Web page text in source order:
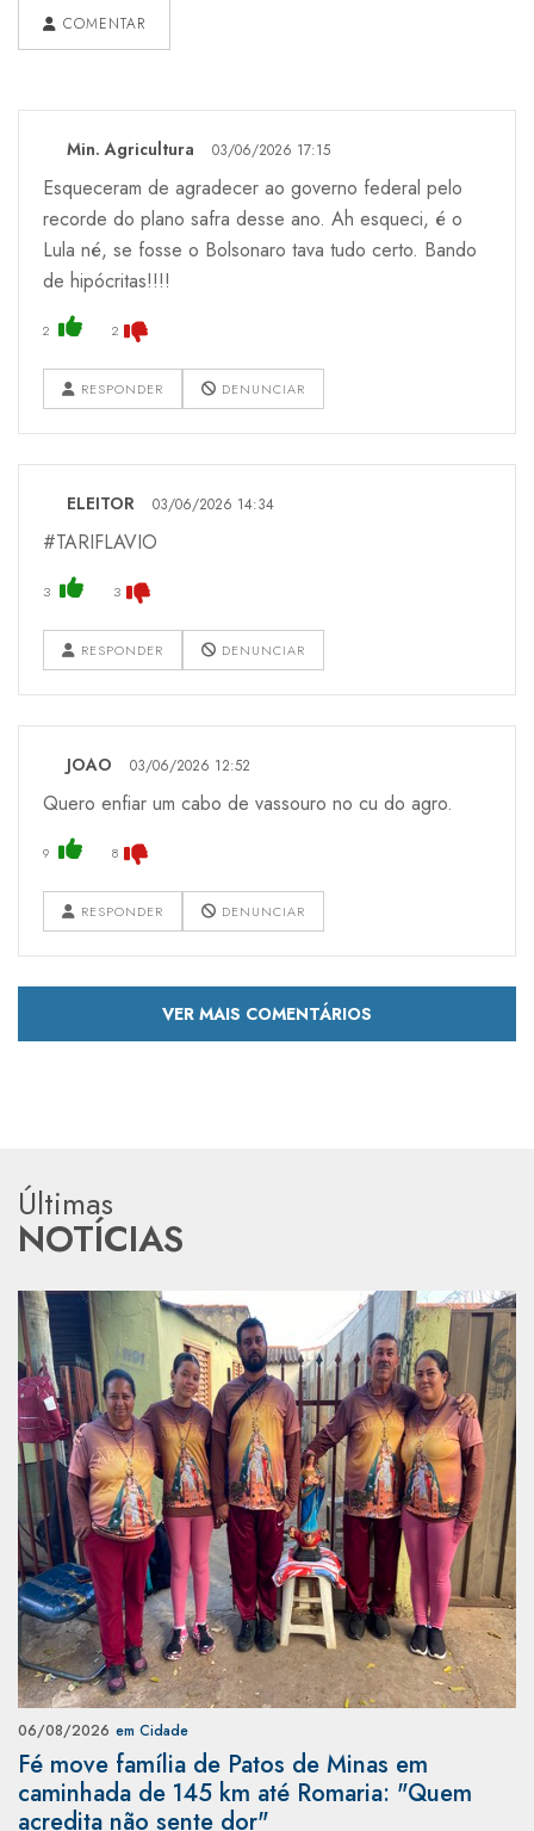
COMENTAR
Min. Agricultura 03/06/2026 17:15
Esqueceram de agradecer ao governo federal pelo
recorde do plano safra desse ano. Ah esqueci, é o
Lula né, se fosse o Bolsonaro tava tudo certo. Bando
de hipócritas!!!!
2 2
RESPONDER DENUNCIAR
ELEITOR 03/06/2026 14:34
#TARIFLAVIO
3 3
RESPONDER DENUNCIAR
JOAO 03/06/2026 12:52
Quero enfiar um cabo de vassouro no cu do agro.
9 8
RESPONDER DENUNCIAR
VER MAIS COMENTÁRIOS
Últimas
NOTÍCIAS
06/08/2026 em Cidade
Fé move família de Patos de Minas em
caminhada de 145 km até Romaria: "Quem
acredita não sente dor"